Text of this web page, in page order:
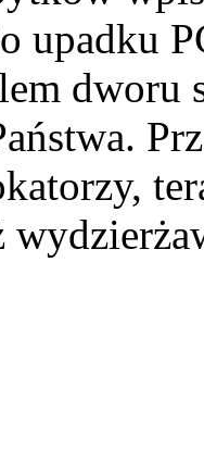
upadku
dworu